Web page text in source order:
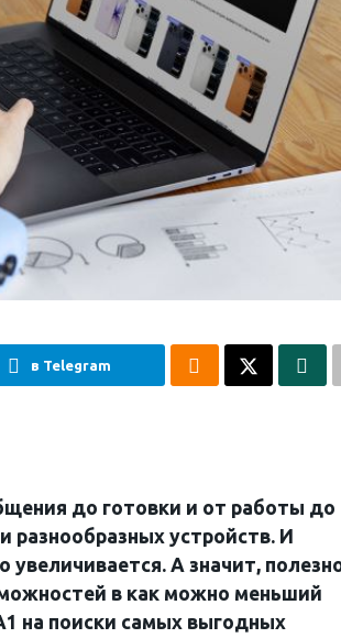
в Telegram
до готовки и от работы до
устройств. И
А значит,
в как можно меньший
на поиски самых выгодных